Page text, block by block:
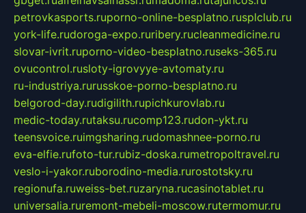
petrovkasports.ruporno-online-besplatno.rusplclub.ru
york-life.rudoroga-expo.ruribery.rucleanmedicine.ru
slovar-ivrit.ruporno-video-besplatno.ruseks-365.ru
ovucontrol.rusloty-igrovyye-avtomaty.ru
ru-industriya.rurusskoe-porno-besplatno.ru
belgorod-day.rudigilith.rupichkurovlab.ru
medic-today.rutaksu.rucomp123.rudon-ykt.ru
teensvoice.ruimgsharing.rudomashnee-porno.ru
eva-elfie.rufoto-tur.rubiz-doska.rumetropoltravel.ru
veslo-i-yakor.ruborodino-media.rurostotsky.ru
regionufa.ruweiss-bet.ruzaryna.rucasinotablet.ru
universalia.ruremont-mebeli-moscow.rutermomur.ru